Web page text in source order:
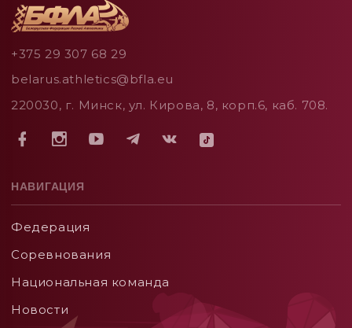
+375 29 307 68 29
belarus.athletics@bfla.eu
220030, г. Минск, ул. Кирова, 8, корп.6, каб. 708.
НАВИГАЦИЯ
Федерация
Соревнования
Национальная команда
Новости